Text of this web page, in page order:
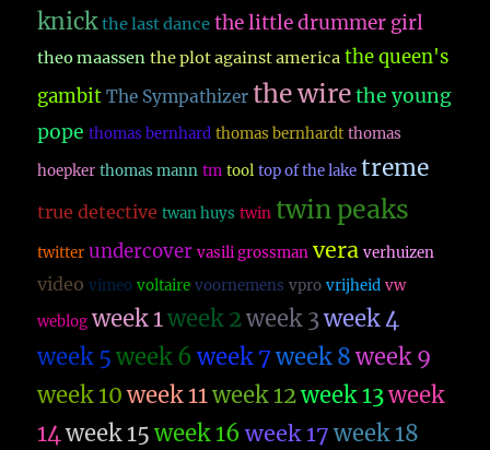
knick the last dance the little drummer girl
theo maassen the plot against america the queen's
gambit The Sympathizer the wire the young
pope thomas bernhard thomas bernhardt thomas
hoepker thomas mann tm tool top of the lake treme
true detective twan huys twin twin peaks
twitter undercover vasili grossman vera verhuizen
video vimeo voltaire voornemens vpro vrijheid vw
weblog week 1week 2week 3week 4
week 5 week 6 week 7 week 8 week 9
week 10 week 11week 12week 13week
14week 15 week 16 week 17 week 18